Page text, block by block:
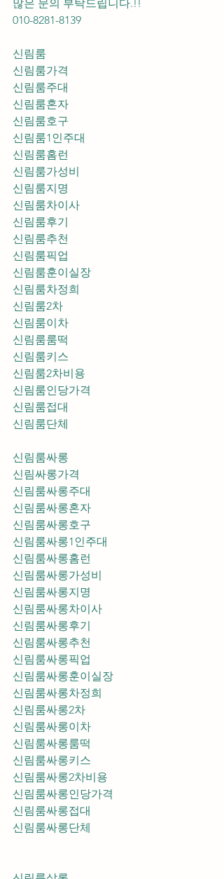
많은 문의 부탁드립니다.!!
010-8281-8139
신림룸
신림룸가격
신림룸주대
신림룸혼자
신림룸호구
신림룸1인주대
신림룸홈런
신림룸가성비
신림룸지명
신림룸차이사
신림룸후기
신림룸추천
신림룸훈이실장
신림룸차정희
신림룸2차
신림룸이차
신림룸룸떡
신림룸키스
신림룸2차비용
신림룸인당가격
신림룸접대
신림룸단체
신림룸싸롱
신림싸롱가격
신림룸싸롱주대
신림룸싸롱혼자
신림룸싸롱호구
신림룸싸롱1인주대
신림룸싸롱홈런
신림룸싸롱가성비
신림룸싸롱지명
신림룸싸롱차이사
신림룸싸롱후기
신림룸싸롱추천
신림룸싸롱훈이실장
신림룸싸롱차정희
신림룸싸롱2차
신림룸싸롱이차
신림룸싸롱룸떡
신림룸싸롱키스
신림룸싸롱2차비용
신림룸싸롱인당가격
신림룸싸롱접대
신림룸싸롱단체